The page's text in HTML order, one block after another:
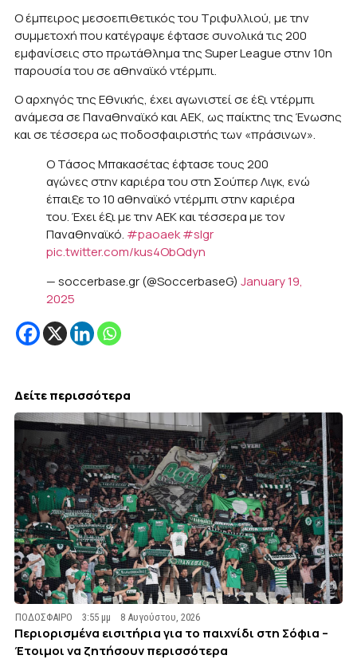
Ο έμπειρος μεσοεπιθετικός του Τριφυλλιού, με την
συμμετοχή που κατέγραψε έφτασε συνολικά τις 200
εμφανίσεις στο πρωτάθλημα της Super League στην 10η
παρουσία του σε αθηναϊκό ντέρμπι.
Ο αρχηγός της Εθνικής, έχει αγωνιστεί σε έξι ντέρμπι
ανάμεσα σε Παναθηναϊκό και ΑΕΚ, ως παίκτης της Ένωσης
και σε τέσσερα ως ποδοσφαιριστής των «πράσινων».
Ο Τάσος Μπακασέτας έφτασε τους 200
αγώνες στην καριέρα του στη Σούπερ Λιγκ, ενώ
έπαιξε το 10 αθηναϊκό ντέρμπι στην καριέρα
του. Έχει έξι με την ΑΕΚ και τέσσερα με τον
Παναθηναϊκό. #paoaek#slgr
pic.twitter.com/kus4ObQdyn
— soccerbase.gr (@SoccerbaseG)January 19,
2025
Δείτε περισσότερα
ΠΟΔΟΣΦΑΙΡΟ 3:55 μμ 8 Αυγούστου, 2026
Περιορισμένα εισιτήρια για το παιχνίδι στη Σόφια –
Έτοιμοι να ζητήσουν περισσότερα